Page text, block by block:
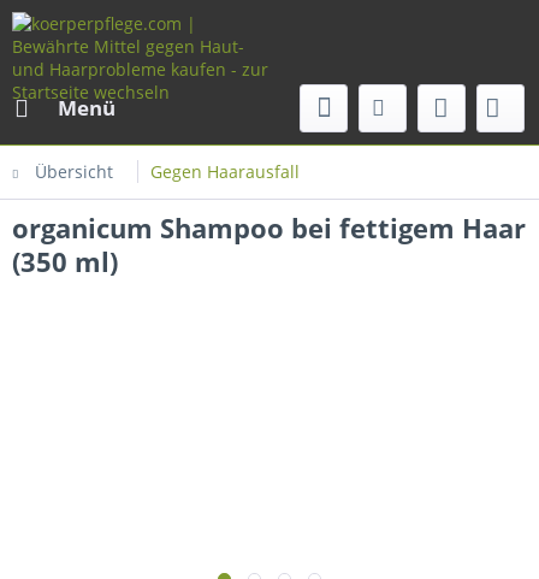
Menü
Übersicht Gegen Haarausfall
organicum Shampoo bei fettigem Haar
(350 ml)